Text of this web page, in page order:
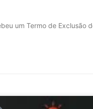
um Termo de Exclusão